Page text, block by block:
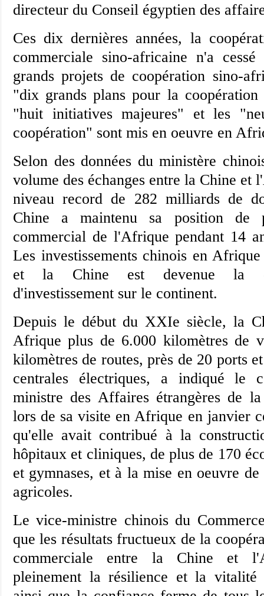
directeur du Conseil égyptien des
Ces dix dernières années, la
commerciale sino-africaine n'a
grands projets de coopération sino-
"dix grands plans pour la
"huit initiatives majeures" et les
coopération" sont mis en oeuvre en
Selon des données du ministère
volume des échanges entre la Chine et
niveau record de 282 milliards de
Chine a maintenu sa position de
commercial de l'Afrique pendant 14
Les investissements chinois en Afrique
et la Chine est devenue la
d'investissement sur le continent.
Depuis le début du XXIe siècle, la
Afrique plus de 6.000 kilomètres de
kilomètres de routes, près de 20 ports
centrales électriques, a indiqué le
ministre des Affaires étrangères de
lors de sa visite en Afrique en janvier
qu'elle avait contribué à la
hôpitaux et cliniques, de plus de 170
et gymnases, et à la mise en oeuvre
agricoles.
Le vice-ministre chinois du
que les résultats fructueux de la
commerciale entre la Chine et
pleinement la résilience et la vitalité